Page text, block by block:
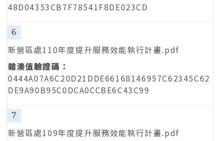
48D04353CB7F78541F8DE023CD
6
新營區處110年度提升服務效能執行計畫.pdf
0444A07A6C20D21DDE66168146957C62345C62
DE9A90B95C0DCA0CCBE6C43C99
7
新營區處109年度提升服務效能執行計畫.pdf